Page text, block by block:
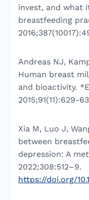
invest, and what
breastfeeding
Andreas NJ,
Human breast
and bioactivity.
2015;91(11):629-
Xia M, Luo J,
between
depression: A
2022;308:512–9.
https://doi.org/